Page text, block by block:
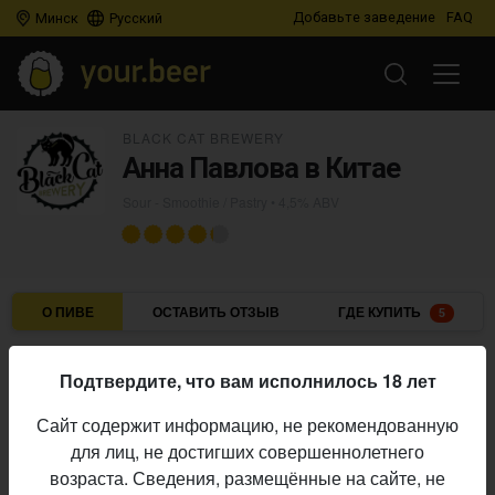
Минск Русский Добавьте заведение FAQ
Анна Павлова в Китае
О ПИВЕ ОСТАВИТЬ ОТЗЫВ ГДЕ КУПИТЬ 5
Пивоварня:
Black Cat Brewery
Алкоголь:
4,5%
Начало
выпуска:
15.05.2026
Подтвердите, что вам исполнилось 18 лет
Сайт содержит информацию, не рекомендованную
для лиц, не достигших совершеннолетнего
возраста. Сведения, размещённые на сайте, не